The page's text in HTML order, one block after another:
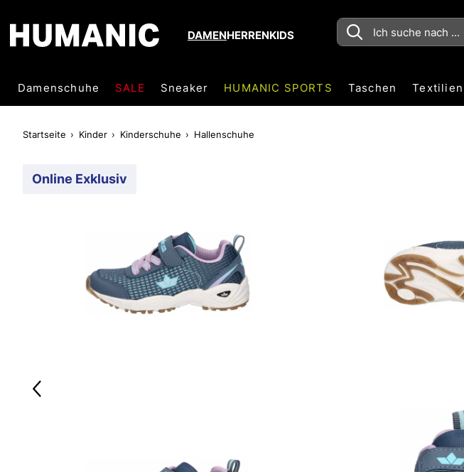
DAMENHERRENKIDS
Damenschuhe SALE Sneaker HUMANIC SPORTS Taschen Textilien
Startseite Kinder Kinderschuhe Hallenschuhe
Online Exklusiv